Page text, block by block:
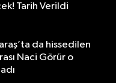
Tarih Verildi
da hissedilen
Naci Görür o